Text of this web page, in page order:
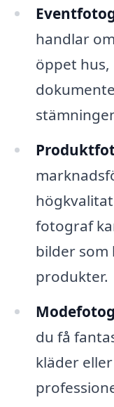
handlar
öppet
fotograf
bilder som
produkter.
du få
kläder